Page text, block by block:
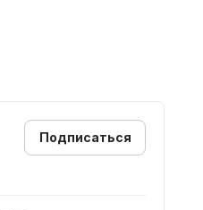
предпочтений. По
Подписаться